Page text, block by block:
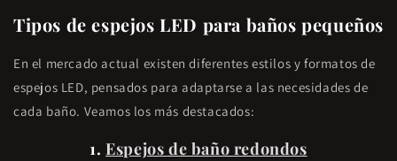
Tipos de espejos LED para baños pequeños
En el mercado actual existen diferentes estilos y formatos de
espejos LED, pensados para adaptarse a las necesidades de
cada baño. Veamos los más destacados:
1.Espejos de baño redondos